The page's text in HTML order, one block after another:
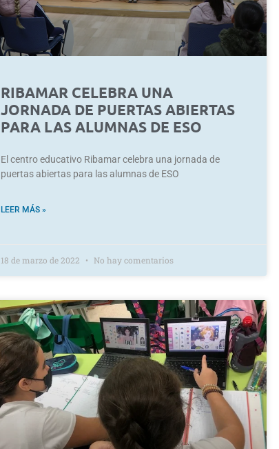
RIBAMAR CELEBRA UNA
JORNADA DE PUERTAS ABIERTAS
PARA LAS ALUMNAS DE ESO
El centro educativo Ribamar celebra una jornada de
puertas abiertas para las alumnas de ESO
LEER MÁS »
18 de marzo de 2022 No hay comentarios